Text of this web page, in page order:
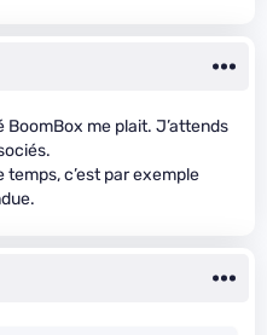
me plait. J’attends
c’est par exemple